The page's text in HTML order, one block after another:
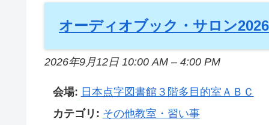
オーディオブック・サロン2026
2026年9月12日 10:00 AM – 4:00 PM
会場: 日本点字図書館３階多目的室ＡＢＣ
カテゴリ: その他教室・習い事